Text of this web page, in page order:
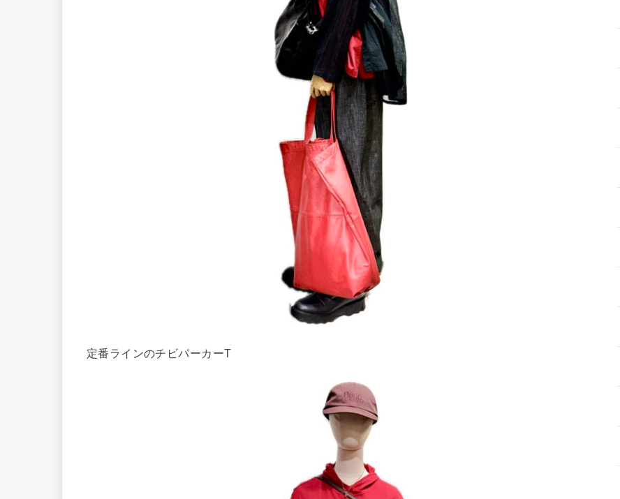
定番ラインのチビパーカーT